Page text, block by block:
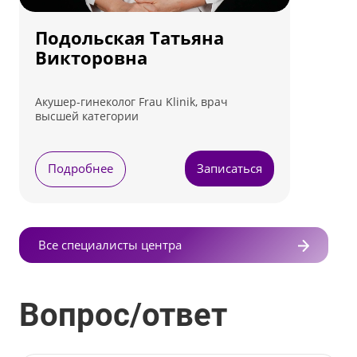
Подольская Татьяна
Викторовна
Акушер-гинеколог Frau Klinik, врач
высшей категории
Подробнее Записаться
Все специалисты центра
Вопрос/ответ